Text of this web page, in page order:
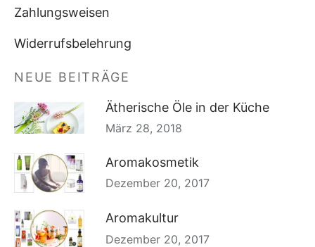
Zahlungsweisen
Widerrufsbelehrung
NEUE BEITRÄGE
Ätherische Öle in der Küche
März 28, 2018
Aromakosmetik
Dezember 20, 2017
Aromakultur
Dezember 20, 2017